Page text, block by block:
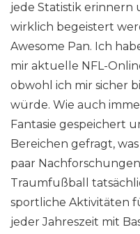
jede Statistik erinnern
wirklich begeistert
Awesome Pan. Ich
mir aktuelle NFL-
obwohl ich mir sicher
würde. Wie auch
Fantasie gespeichert
Bereichen gefragt,
paar
Traumfußball
sportliche Aktivitäten
jeder Jahreszeit mit